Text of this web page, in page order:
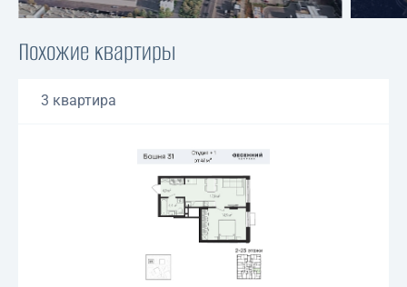
Похожие квартиры
3 квартира